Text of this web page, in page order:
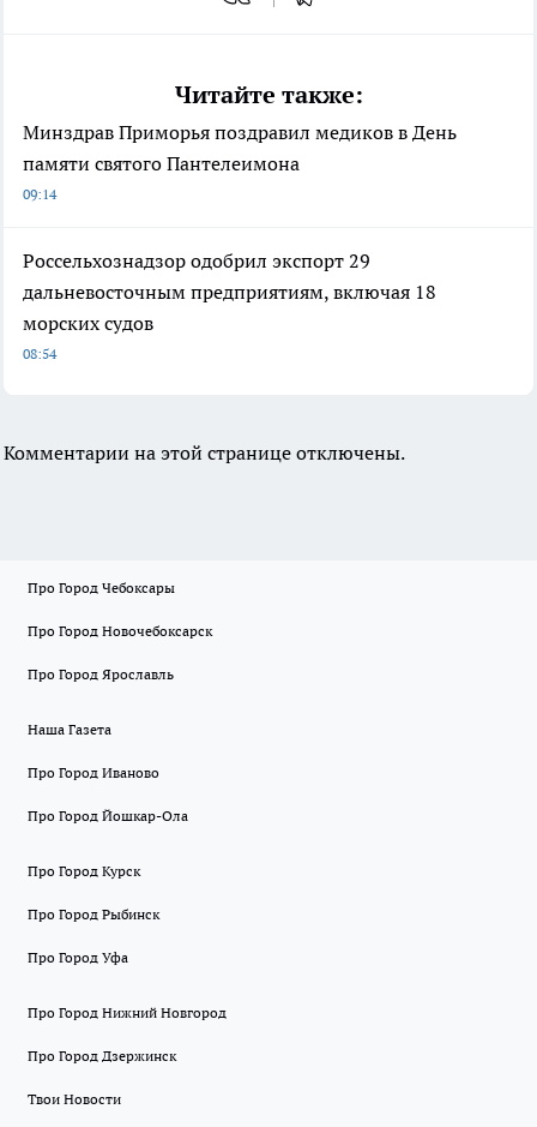
Читайте также:
Минздрав Приморья поздравил медиков в День
памяти святого Пантелеимона
09:14
Россельхознадзор одобрил экспорт 29
дальневосточным предприятиям, включая 18
морских судов
08:54
Комментарии на этой странице отключены.
Про Город Чебоксары
Про Город Новочебоксарск
Про Город Ярославль
Наша Газета
Про Город Иваново
Про Город Йошкар-Ола
Про Город Курск
Про Город Рыбинск
Про Город Уфа
Про Город Нижний Новгород
Про Город Дзержинск
Твои Новости